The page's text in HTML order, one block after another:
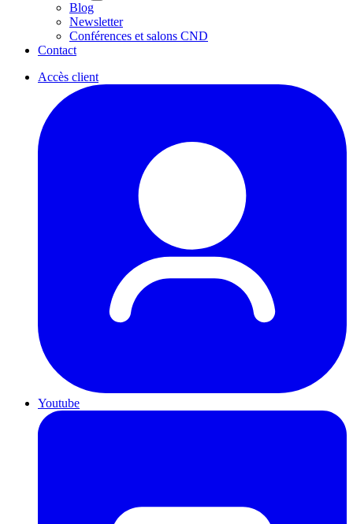
Blog
Newsletter
Conférences et salons CND
Contact
Accès client
Youtube